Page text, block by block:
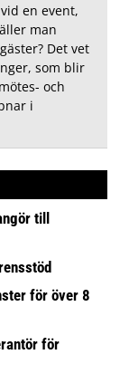
en event,
man
Det vet
som blir
och
i
till
för över 8
för